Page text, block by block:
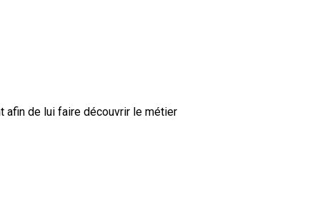
afin de lui faire découvrir le métier